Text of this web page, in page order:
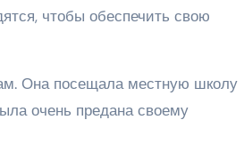
чтобы обеспечить свою
Она посещала местную школу
очень предана своему